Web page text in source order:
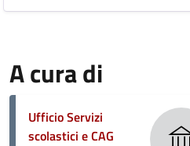
A cura di
Ufficio Servizi
scolastici e CAG